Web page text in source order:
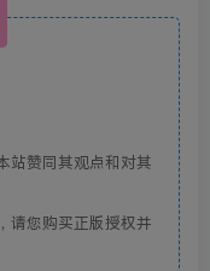
站赞同其观点和对其
请您购买正版授权并